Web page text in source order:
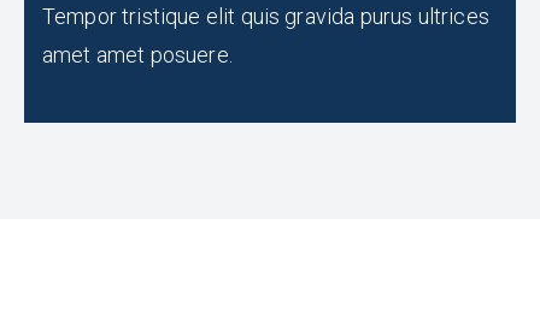
Tempor tristique elit quis gravida purus ultrices
amet amet posuere.